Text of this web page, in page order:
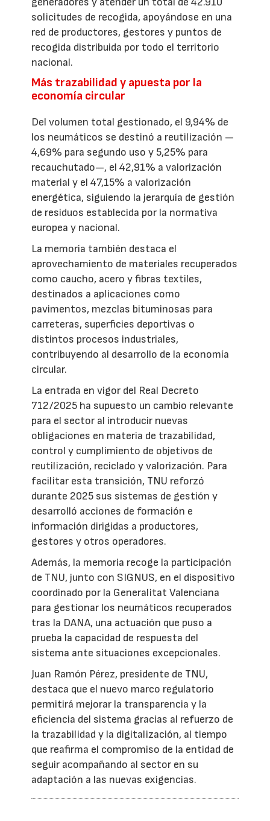
solicitudes de recogida, apoyándose en una
red de productores, gestores y puntos de
recogida distribuida por todo el territorio
nacional.
Más trazabilidad y apuesta por la
economía circular
Del volumen total gestionado, el 9,94% de
los neumáticos se destinó a reutilización —
4,69% para segundo uso y 5,25% para
recauchutado—, el 42,91% a valorización
material y el 47,15% a valorización
energética, siguiendo la jerarquía de gestión
de residuos establecida por la normativa
europea y nacional.
La memoria también destaca el
aprovechamiento de materiales recuperados
como caucho, acero y fibras textiles,
destinados a aplicaciones como
pavimentos, mezclas bituminosas para
carreteras, superficies deportivas o
distintos procesos industriales,
contribuyendo al desarrollo de la economía
circular.
La entrada en vigor del Real Decreto
712/2025 ha supuesto un cambio relevante
para el sector al introducir nuevas
obligaciones en materia de trazabilidad,
control y cumplimiento de objetivos de
reutilización, reciclado y valorización. Para
facilitar esta transición, TNU reforzó
durante 2025 sus sistemas de gestión y
desarrolló acciones de formación e
información dirigidas a productores,
gestores y otros operadores.
Además, la memoria recoge la participación
de TNU, junto con SIGNUS, en el dispositivo
coordinado por la Generalitat Valenciana
para gestionar los neumáticos recuperados
tras la DANA, una actuación que puso a
prueba la capacidad de respuesta del
sistema ante situaciones excepcionales.
Juan Ramón Pérez, presidente de TNU,
destaca que el nuevo marco regulatorio
permitirá mejorar la transparencia y la
eficiencia del sistema gracias al refuerzo de
la trazabilidad y la digitalización, al tiempo
que reafirma el compromiso de la entidad de
seguir acompañando al sector en su
adaptación a las nuevas exigencias.